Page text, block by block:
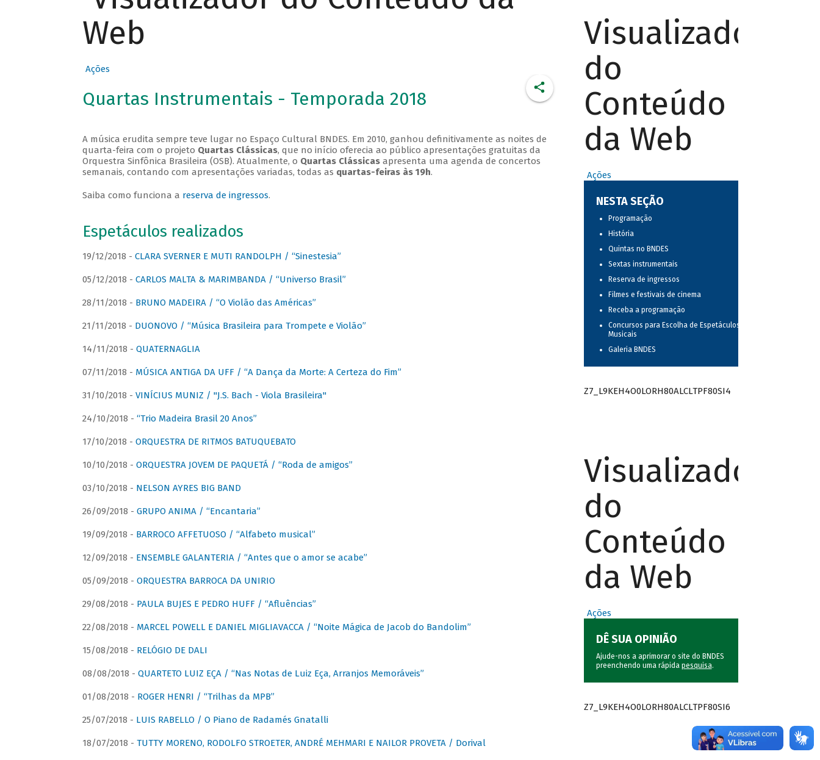
Web
Ações
Quartas Instrumentais - Temporada 2018
A música erudita sempre teve lugar no Espaço Cultural BNDES. Em 2010, ganhou definitivamente as noites de
quarta-feira com o projeto Quartas Clássicas, que no início oferecia ao público apresentações gratuitas da
Orquestra Sinfônica Brasileira (OSB). Atualmente, o Quartas Clássicasapresenta uma agenda de concertos
semanais, contando com apresentações variadas, todas as quartas-feiras às 19h.
Saiba como funciona a reserva de ingressos.
Espetáculos realizados
19/12/2018 - CLARA SVERNER E MUTI RANDOLPH / “Sinestesia”
05/12/2018 - CARLOS MALTA & MARIMBANDA / “Universo Brasil”
28/11/2018 - BRUNO MADEIRA / “O Violão das Américas”
21/11/2018 - DUONOVO / “Música Brasileira para Trompete e Violão”
14/11/2018 - QUATERNAGLIA
07/11/2018 - MÚSICA ANTIGA DA UFF / “A Dança da Morte: A Certeza do Fim”
31/10/2018 - VINÍCIUS MUNIZ / "J.S. Bach - Viola Brasileira"
24/10/2018 - “Trio Madeira Brasil 20 Anos”
17/10/2018 - ORQUESTRA DE RITMOS BATUQUEBATO
10/10/2018 - ORQUESTRA JOVEM DE PAQUETÁ / “Roda de amigos”
03/10/2018 - NELSON AYRES BIG BAND
26/09/2018 - GRUPO ANIMA / “Encantaria”
19/09/2018 - BARROCO AFFETUOSO / “Alfabeto musical”
12/09/2018 - ENSEMBLE GALANTERIA / “Antes que o amor se acabe”
05/09/2018 - ORQUESTRA BARROCA DA UNIRIO
29/08/2018 - PAULA BUJES E PEDRO HUFF / “Afluências”
22/08/2018 - MARCEL POWELL E DANIEL MIGLIAVACCA / “Noite Mágica de Jacob do Bandolim”
15/08/2018 - RELÓGIO DE DALI
08/08/2018 - QUARTETO LUIZ EÇA / “Nas Notas de Luiz Eça, Arranjos Memoráveis”
01/08/2018 - ROGER HENRI / “Trilhas da MPB”
25/07/2018 - LUIS RABELLO / O Piano de Radamés Gnatalli
18/07/2018 - TUTTY MORENO, RODOLFO STROETER, ANDRÉ MEHMARI E NAILOR PROVETA / Dorival
Visualizador
do
Conteúdo
da Web
Ações
NESTA SEÇÃO
Programação
História
Quintas no BNDES
Sextas instrumentais
Reserva de ingressos
Filmes e festivais de cinema
Receba a programação
Concursos para Escolha de Espetáculos
Musicais
Galeria BNDES
Z7_L9KEH4O0LORH80ALCLTPF80SI4
Visualizador
do
Conteúdo
da Web
Ações
DÊ SUA OPINIÃO
Ajude-nos a aprimorar o site do BNDES
preenchendo uma rápida pesquisa.
Z7_L9KEH4O0LORH80ALCLTPF80SI6